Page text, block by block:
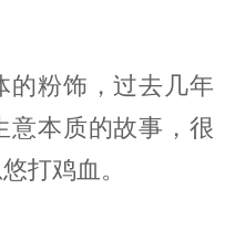
的粉饰，过去几年
意本质的故事，很
打鸡血。